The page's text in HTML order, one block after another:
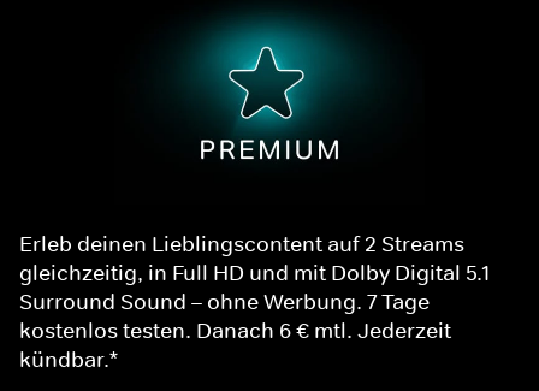
Erleb deinen Lieblingscontent auf 2 Streams
gleichzeitig, in Full HD und mit Dolby Digital 5.1
Surround Sound – ohne Werbung. 7 Tage
kostenlos testen. Danach 6 € mtl. Jederzeit
kündbar.*